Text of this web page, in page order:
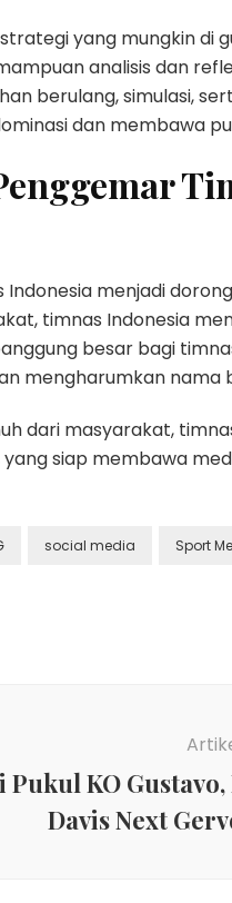
yang mungkin di
analisis dan
berulang, simulasi,
dan membawa
menjadi
timnas Indonesia
besar bagi
mengharumkan nama
dari masyarakat,
siap membawa
social media Sport
Pukul KO
Davis Next